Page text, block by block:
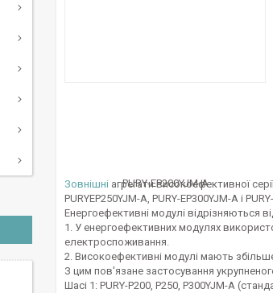
Зовнішні агрегати високоефективної
PURYEP250YJM-A, PURY-EP300YJM-A і
Енергоефективні модулі відрізняються
1. У енергоефективних модулях
електроспоживання.
2. Високоефективні модулі мають
З цим пов'язане застосування
Шасі 1: PURY-P200, P250, P300YJM-A